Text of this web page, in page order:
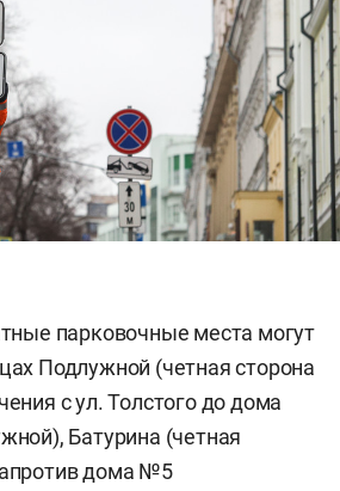
парковочные места могут
Подлужной (четная сторона
с ул. Толстого до дома
Батурина (четная
дома №5